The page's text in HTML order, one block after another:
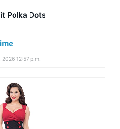
Polka Dots
12:57 p.m.